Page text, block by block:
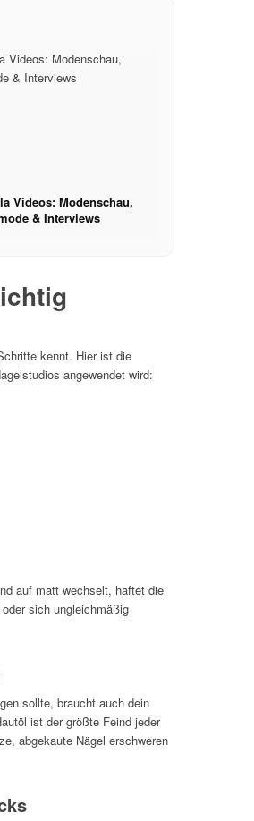
Videos: Modenschau,
& Interviews
kennt. Hier ist die
angewendet wird:
auf matt wechselt, haftet die
sich ungleichmäßig
sollte, braucht auch dein
ist der größte Feind jeder
abgekaute Nägel erschweren